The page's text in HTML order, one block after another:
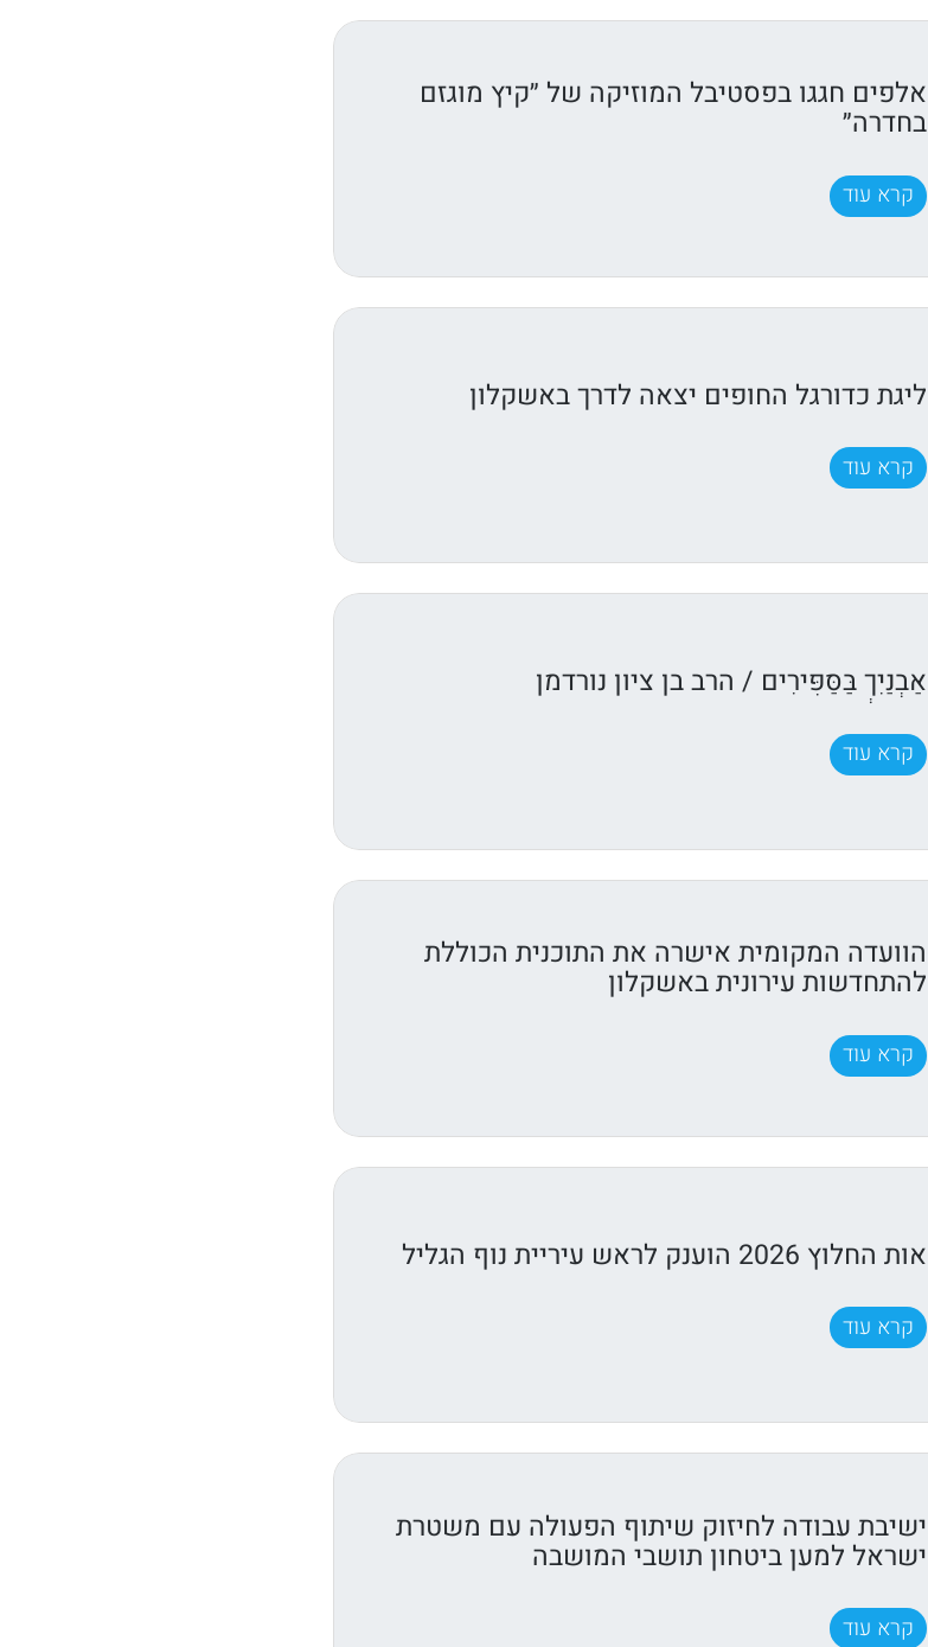
אלפים חגגו בפסטיבל המוזיקה של ״קיץ מוגזם
בחדרה״
קרא עוד
ליגת כדורגל החופים יצאה לדרך באשקלון
קרא עוד
אַבְנַיִךְ בַּסַּפִּירִים / הרב בן ציון נורדמן
קרא עוד
הוועדה המקומית אישרה את התוכנית הכוללת
להתחדשות עירונית באשקלון
קרא עוד
אות החלוץ 2026 הוענק לראש עיריית נוף הגליל
קרא עוד
ישיבת עבודה לחיזוק שיתוף הפעולה עם משטרת
ישראל למען ביטחון תושבי המושבה
קרא עוד